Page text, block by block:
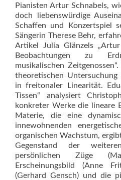
Pianisten Artur Schnabels,
doch liebenswürdige
Schaffen und Konzertspiel
Sängerin Therese Behr,
Artikel Julia Glänzels
Beobachtungen zu
musikalischen
theoretischen Untersuchung
in freitonaler Linearität.
Tissen“ analysiert
konkreter Werke die lineare
Materie, die eine
innewohnenden
organischen Wachstum,
Gegenstand der
persönlichen Züge
Erscheinungsbild (Anne
(Gerhard Gensch) und die